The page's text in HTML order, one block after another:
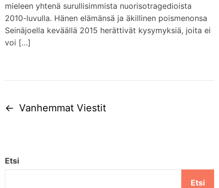
mieleen yhtenä surullisimmista nuorisotragedioista
2010-luvulla. Hänen elämänsä ja äkillinen poismenonsa
Seinäjoella keväällä 2015 herättivät kysymyksiä, joita ei
voi […]
A
t
← Vanhemmat Viestit
Etsi
Etsi